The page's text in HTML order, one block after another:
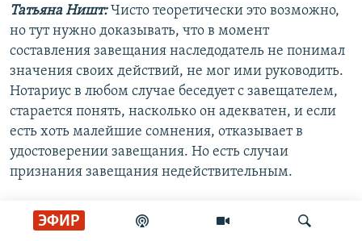
ЭФИР
Татьяна Ништ:Чисто теоретически это возможно,
но тут нужно доказывать, что в момент
составления завещания наследодатель не понимал
значения своих действий, не мог ими руководить.
Нотариус в любом случае беседует с завещателем,
старается понять, насколько он адекватен, и если
есть хоть малейшие сомнения, отказывает в
удостоверении завещания. Но есть случаи
признания завещания недействительным.
Сергей Крюков:
Например, наследодатель скрыл
какие-то заболевания, при которых ему колют